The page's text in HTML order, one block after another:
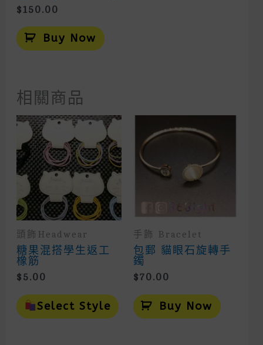
$ 150.00
Buy Now
相關商品
頭飾headwear
糖果混搭學生返工
橡筋
$ 5.00
Select Style
This
Product
Has
手飾 Bracelet
包郵 貓眼石旋轉手
鐲
$70.00
Buy Now